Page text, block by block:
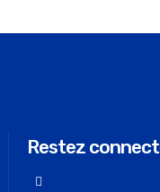
Restez